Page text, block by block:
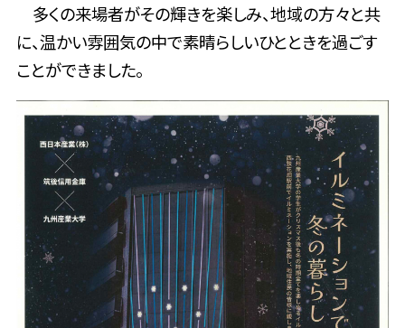
多くの来場者がその輝きを楽しみ、地域の方々と共
に、温かい雰囲気の中で素晴らしいひとときを過ごす
ことができました。